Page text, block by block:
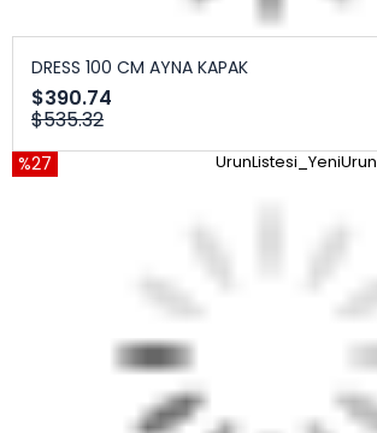
DRESS 100 CM AYNA KAPAK
$390.74
$535.32
%27 UrunListesi_YeniUrun